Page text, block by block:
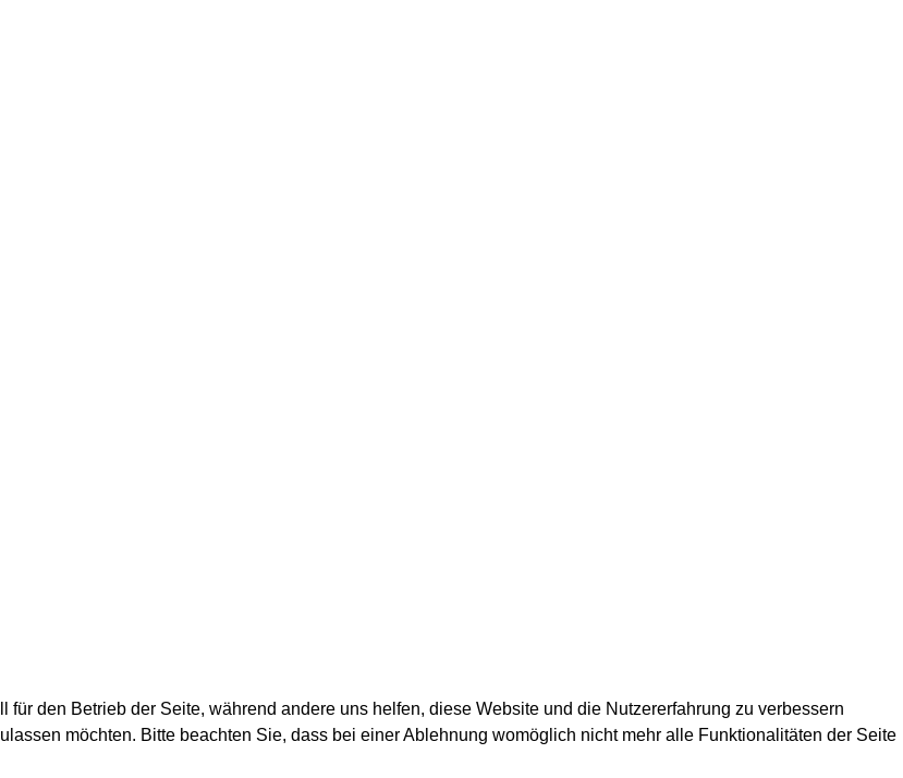
den Betrieb der Seite, während andere uns helfen, diese Website und die Nutzererfahrung zu verbessern
möchten. Bitte beachten Sie, dass bei einer Ablehnung womöglich nicht mehr alle Funktionalitäten der Seite